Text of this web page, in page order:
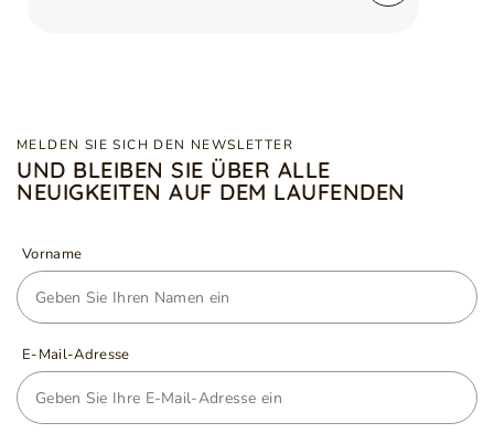
MELDEN SIE SICH DEN NEWSLETTER
UND BLEIBEN SIE ÜBER ALLE
NEUIGKEITEN AUF DEM LAUFENDEN
Vorname
E-Mail-Adresse